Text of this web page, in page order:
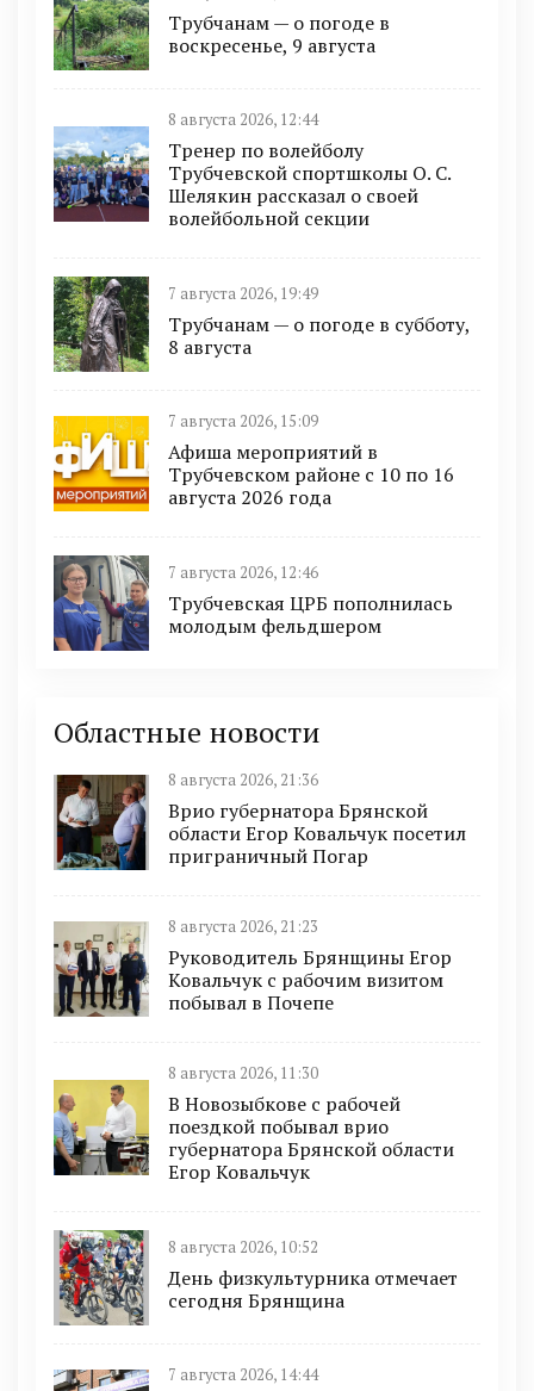
Трубчанам — о погоде в
воскресенье, 9 августа
8 августа 2026, 12:44
Тренер по волейболу
Трубчевской спортшколы О. С.
Шелякин рассказал о своей
волейбольной секции
7 августа 2026, 19:49
Трубчанам — о погоде в субботу,
8 августа
7 августа 2026, 15:09
Афиша мероприятий в
Трубчевском районе с 10 по 16
августа 2026 года
7 августа 2026, 12:46
Трубчевская ЦРБ пополнилась
молодым фельдшером
Областные новости
8 августа 2026, 21:36
Врио губернатора Брянской
области Егор Ковальчук посетил
приграничный Погар
8 августа 2026, 21:23
Руководитель Брянщины Егор
Ковальчук с рабочим визитом
побывал в Почепе
8 августа 2026, 11:30
В Новозыбкове с рабочей
поездкой побывал врио
губернатора Брянской области
Егор Ковальчук
8 августа 2026, 10:52
День физкультурника отмечает
сегодня Брянщина
7 августа 2026, 14:44